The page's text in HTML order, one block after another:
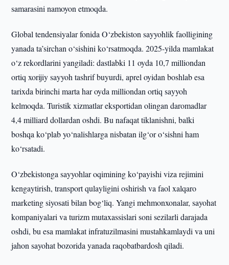
samarasini namoyon etmoqda.
Global tendensiyalar fonida O‘zbekiston sayyohlik faolligining
yanada ta’sirchan o‘sishini ko‘rsatmoqda. 2025-yilda mamlakat
o‘z rekordlarini yangiladi: dastlabki 11 oyda 10,7 milliondan
ortiq xorijiy sayyoh tashrif buyurdi, aprel oyidan boshlab esa
tarixda birinchi marta har oyda milliondan ortiq sayyoh
kelmoqda. Turistik xizmatlar eksportidan olingan daromadlar
4,4 milliard dollardan oshdi. Bu nafaqat tiklanishni, balki
boshqa ko‘plab yo‘nalishlarga nisbatan ilg‘or o‘sishni ham
ko‘rsatadi.
O‘zbekistonga sayyohlar oqimining ko‘payishi viza rejimini
kengaytirish, transport qulayligini oshirish va faol xalqaro
marketing siyosati bilan bog‘liq. Yangi mehmonxonalar, sayohat
kompaniyalari va turizm mutaxassislari soni sezilarli darajada
oshdi, bu esa mamlakat infratuzilmasini mustahkamlaydi va uni
jahon sayohat bozorida yanada raqobatbardosh qiladi.